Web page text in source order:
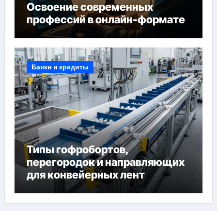
Освоение современных
профессий в онлайн-формате
Банки и кредиты
Типы гофробортов,
перегородок и направляющих
для конвейерных лент